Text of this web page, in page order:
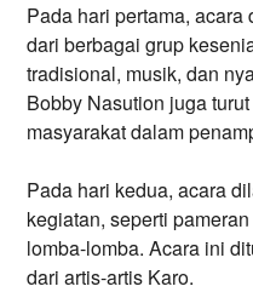
Pada hari pertama,
dari berbagai grup
tradisional, musik, dan
Bobby Nasution juga
masyarakat dalam
Pada hari kedua, acara
kegiatan, seperti
lomba-lomba. Acara ini
dari artis-artis Karo.